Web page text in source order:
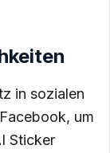
in sozialen
um
Sticker